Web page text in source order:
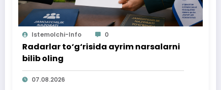
Istemolchi-Info 0
Radarlar to‘g‘risida ayrim narsalarni
bilib oling
07.08.2026